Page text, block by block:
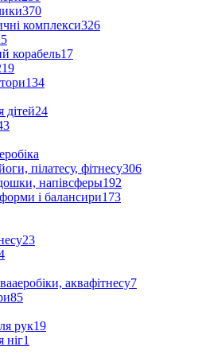
370
комплекси326
5
корабель17
134
дітей24
пілатесу, фітнесу306
напівсферы192
і балансири173
23
аквафітнесу7
85
рук19
ніг1